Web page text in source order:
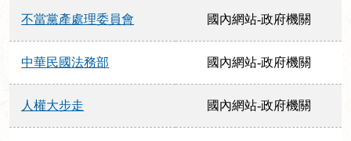
不當黨產處理委員會 國內網站-政府機關
中華民國法務部 國內網站-政府機關
人權大步走 國內網站-政府機關